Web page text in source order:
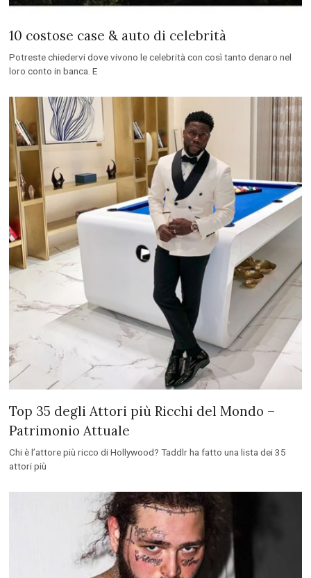
10 costose case & auto di celebrità
Potreste chiedervi dove vivono le celebrità con così tanto denaro nel
loro conto in banca. E
Top 35 degli Attori più Ricchi del Mondo –
Patrimonio Attuale
Chi è l’attore più ricco di Hollywood? Taddlr ha fatto una lista dei 35
attori più